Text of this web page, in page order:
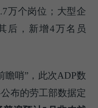
万个岗位；大型企
后，新增4万名员
瞻哨”，此次ADP数
布的劳工部数据定